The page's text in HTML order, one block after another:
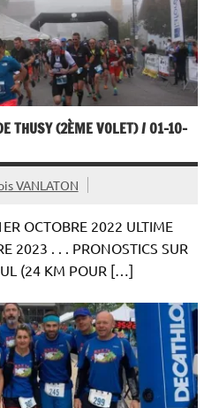
THUSY (2ÈME VOLET) / 01-10-
VANLATON
OCTOBRE 2022 ULTIME
2023 . . . PRONOSTICS SUR
(24 KM POUR […]